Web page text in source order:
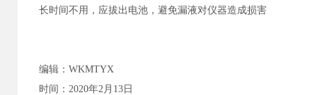
长时间不用，应拔出电池，避免漏液对仪器造成损害
编辑：WKMTYX
时间：2020年2月13日